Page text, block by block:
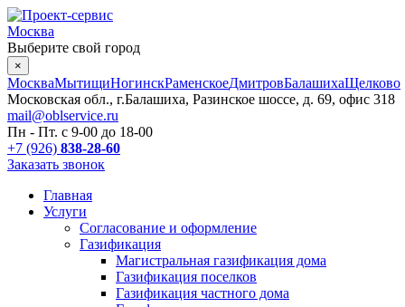
Москва
Выберите свой город
×
МоскваМытищиНогинскРаменскоеДмитровБалашихаЩелково
Московская обл., г.Балашиха, Разинское шоссе, д. 69, офис 318
mail@oblservice.ru
Пн - Пт. с 9-00 до 18-00
+7 (926) 838-28-60
Заказать звонок
Главная
Услуги
Согласование и оформление
Газификация
Магистральная газификация дома
Газификация поселков
Газификация частного дома